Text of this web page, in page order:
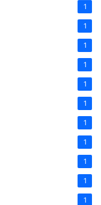
1
1
1
1
1
1
1
1
1
1
1